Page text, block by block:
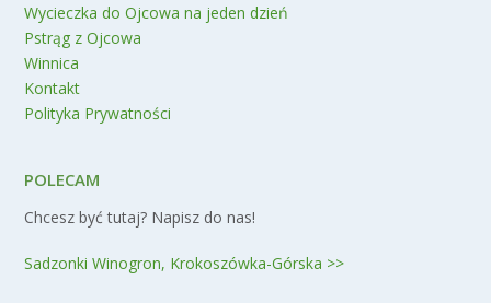
Wycieczka do Ojcowa na jeden dzień
Pstrąg z Ojcowa
Winnica
Kontakt
Polityka Prywatności
POLECAM
Chcesz być tutaj? Napisz do nas!
Sadzonki Winogron, Krokoszówka-Górska >>